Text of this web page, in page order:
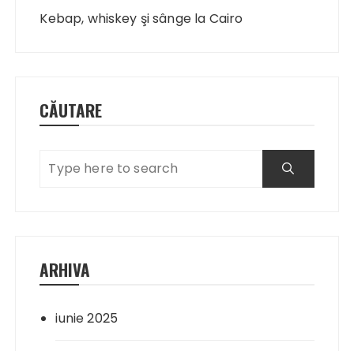
Kebap, whiskey şi sânge la Cairo
CĂUTARE
ARHIVA
iunie 2025